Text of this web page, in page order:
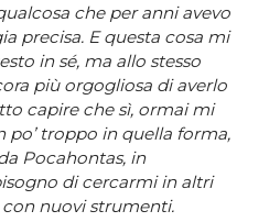
che per anni avevo
precisa. E questa cosa mi
in sé, ma allo stesso
più orgogliosa di averlo
capire che sì, ormai mi
troppo in quella forma,
Pocahontas, in
di cercarmi in altri
nuovi strumenti.